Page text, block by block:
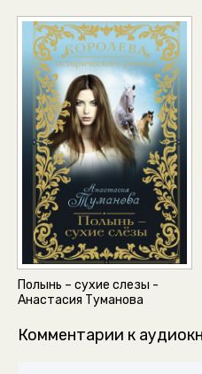
Полынь – сухие слезы -
Анастасия Туманова
Комментарии к